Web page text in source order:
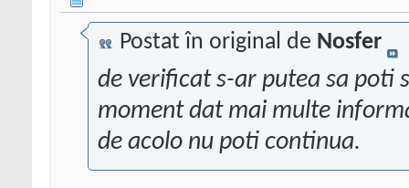
Postat în original de Nosfer
de verificat s-ar putea sa poti
moment dat mai multe
de acolo nu poti continua.